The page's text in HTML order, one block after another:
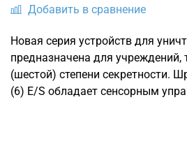
Добавить в сравнение
Новая серия устройств для
предназначена для
(шестой) степени секретности.
(6) E/S обладает сенсорным